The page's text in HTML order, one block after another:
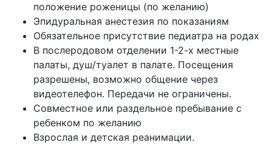
положение роженицы (по желанию)
Эпидуральная анестезия по показаниям
Обязательное присутствие педиатра на родах
В послеродовом отделении 1-2-х местные
палаты, душ/туалет в палате. Посещения
разрешены, возможно общение через
видеотелефон. Передачи не ограничены.
Совместное или раздельное пребывание с
ребенком по желанию
Взрослая и детская реанимации.